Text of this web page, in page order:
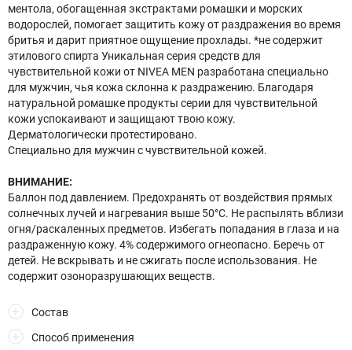
ментола, обогащенная экстрактами ромашки и морских
водорослей, помогает защитить кожу от раздражения во время
бритья и дарит приятное ощущение прохлады. *не содержит
этилового спирта Уникальная серия средств для
чувствительной кожи от NIVEA MEN разработана специально
для мужчин, чья кожа склонна к раздражению. Благодаря
натуральной ромашке продукты серии для чувствительной
кожи успокаивают и защищают твою кожу.
Дерматологически протестировано.
Специально для мужчин с чувствительной кожей.
ВНИМАНИЕ:
Баллон под давлением. Предохранять от воздействия прямых
солнечных лучей и нагревания выше 50°С. Не распылять вблизи
огня/раскаленных предметов. Избегать попадания в глаза и на
раздраженную кожу. 4% содержимого огнеопасно. Беречь от
детей. Не вскрывать и не сжигать после использования. Не
содержит озоноразрушающих веществ.
Состав
Способ применения